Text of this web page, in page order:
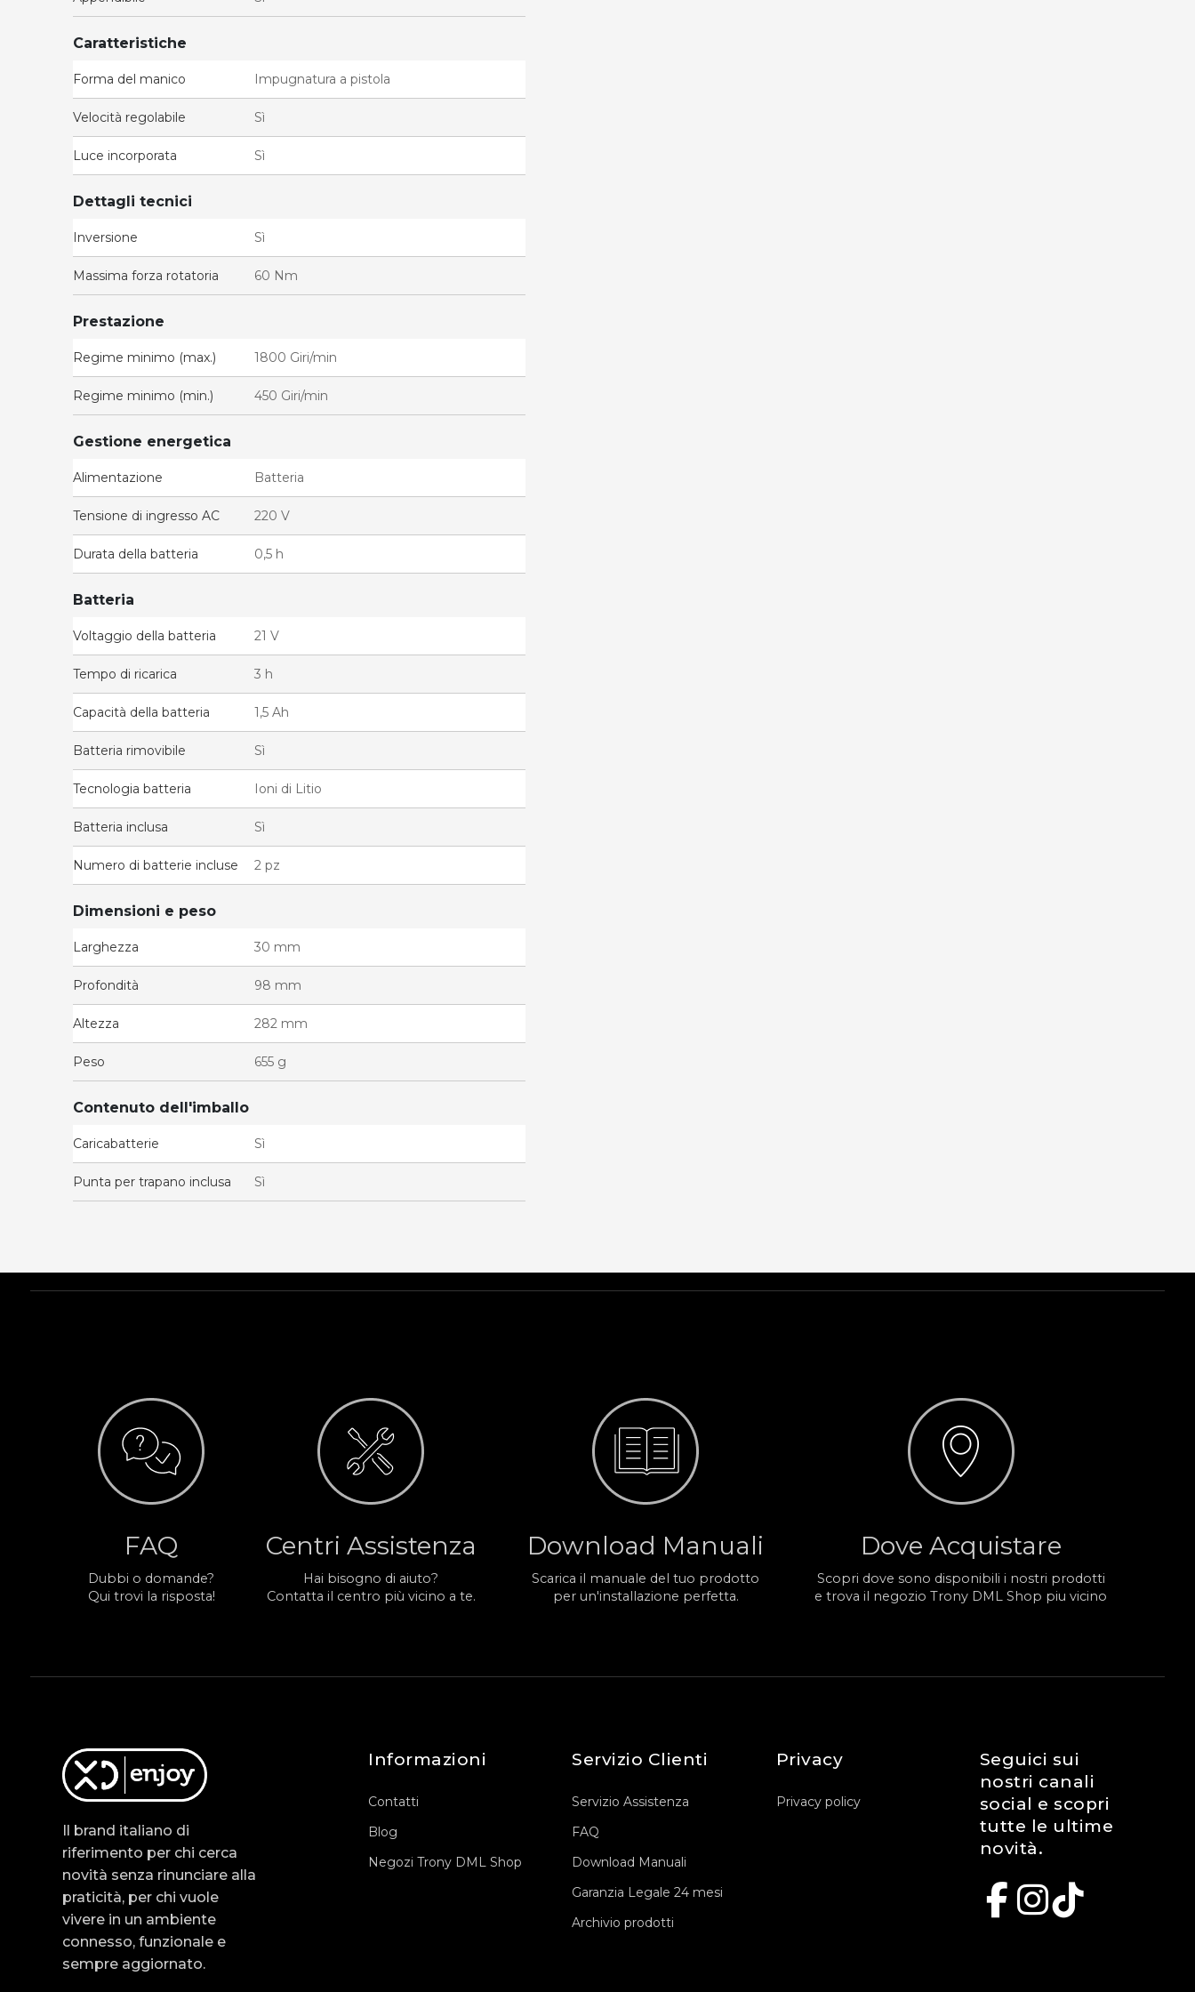
Caratteristiche
Forma del manico Impugnatura a pistola
Velocità regolabile Sì
Luce incorporata Sì
Dettagli tecnici
Inversione Sì
Massima forza rotatoria 60 Nm
Prestazione
Regime minimo (max.) 1800 Giri/min
Regime minimo (min.) 450 Giri/min
Gestione energetica
Alimentazione Batteria
Tensione di ingresso AC 220 V
Durata della batteria 0,5 h
Batteria
Voltaggio della batteria 21 V
Tempo di ricarica 3 h
Capacità della batteria 1,5 Ah
Batteria rimovibile Sì
Tecnologia batteria Ioni di Litio
Batteria inclusa Sì
Numero di batterie incluse 2 pz
Dimensioni e peso
Larghezza 30 mm
Profondità 98 mm
Altezza 282 mm
Peso 655 g
Contenuto dell'imballo
Caricabatterie Sì
Punta per trapano inclusa Sì
FAQ
Dubbi o domande?
Qui trovi la risposta!
Centri Assistenza
Hai bisogno di aiuto?
Contatta il centro più vicino a te.
Download Manuali
Scarica il manuale del tuo prodotto
per un'installazione perfetta.
Dove Acquistare
Scopri dove sono disponibili i nostri prodotti
e trova il negozio Trony DML Shop piu vicino
Il brand italiano di
riferimento per chi cerca
novità senza rinunciare alla
praticità, per chi vuole
vivere in un ambiente
connesso, funzionale e
sempre aggiornato.
Informazioni
Contatti
Blog
Negozi Trony DML Shop
Servizio Clienti
Servizio Assistenza
FAQ
Download Manuali
Garanzia Legale 24 mesi
Archivio prodotti
Privacy
Privacy policy
Seguici sui
nostri canali
social e scopri
tutte le ultime
novità.